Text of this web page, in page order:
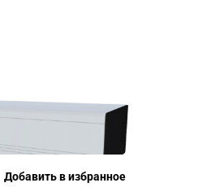
Добавить в избранное